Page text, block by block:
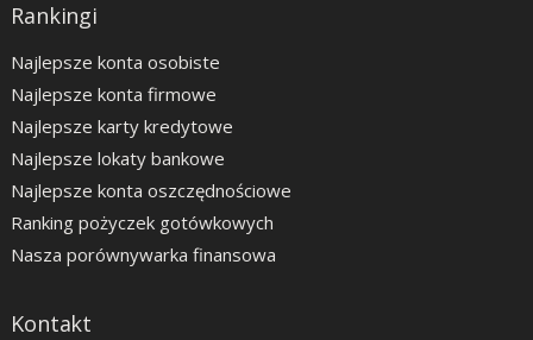
Rankingi
Najlepsze konta osobiste
Najlepsze konta firmowe
Najlepsze karty kredytowe
Najlepsze lokaty bankowe
Najlepsze konta oszczędnościowe
Ranking pożyczek gotówkowych
Nasza porównywarka finansowa
Kontakt